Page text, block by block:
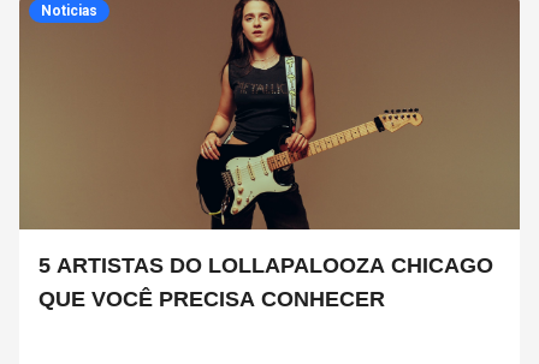
Noticias
5 ARTISTAS DO LOLLAPALOOZA CHICAGO
QUE VOCÊ PRECISA CONHECER